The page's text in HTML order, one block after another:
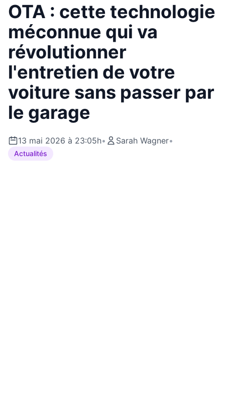
OTA : cette technologie
méconnue qui va
révolutionner
l'entretien de votre
voiture sans passer par
le garage
13 mai 2026 à 23:05h• Sarah Wagner•
Actualités